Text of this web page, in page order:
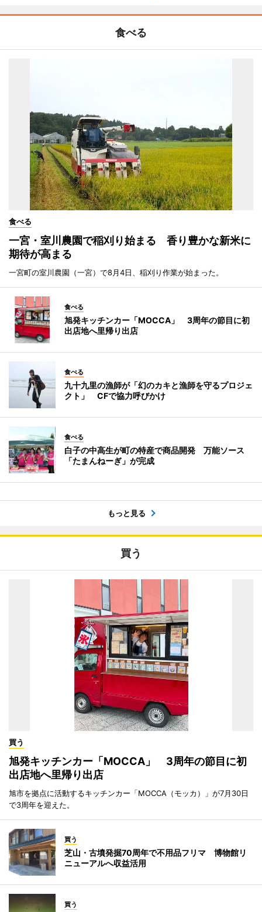
食べる
食べる
一宮・室川農園で稲刈り始まる 香り豊かな新米に
期待が高まる
一宮町の室川農園（一宮）で8月4日、稲刈り作業が始まった。
食べる
旭発キッチンカー「MOCCA」 3周年の節目に初
出店地へ里帰り出店
食べる
九十九里の漁師が「幻のカキと漁師を守るプロジェ
クト」 CFで協力呼びかけ
食べる
白子の中高生が町の特産で商品開発 万能ソース
「たまんねーぎ」が完成
もっと見る
買う
買う
旭発キッチンカー「MOCCA」 3周年の節目に初
出店地へ里帰り出店
旭市を拠点に活動するキッチンカー「MOCCA（モッカ）」が7月30日
で3周年を迎えた。
買う
芝山・古墳発掘70周年で不用品フリマ 博物館リ
ニューアルへ収益活用
買う